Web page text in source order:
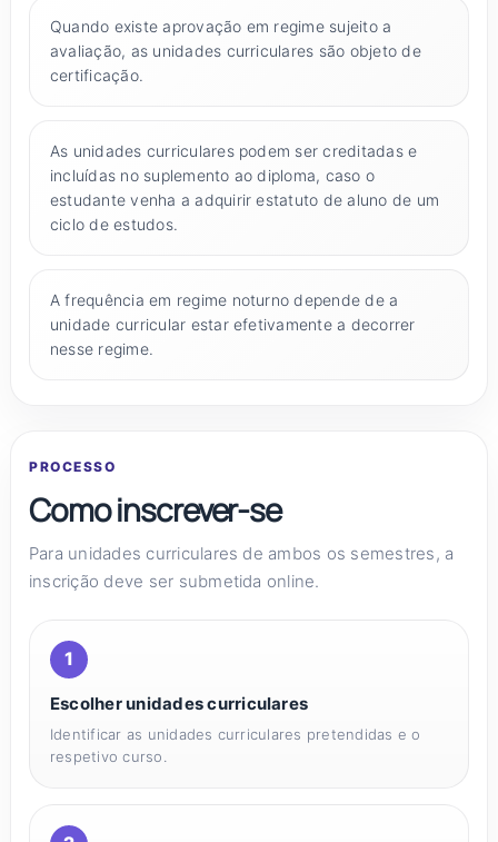
Quando existe aprovação em regime sujeito a
avaliação, as unidades curriculares são objeto de
certificação.
As unidades curriculares podem ser creditadas e
incluídas no suplemento ao diploma, caso o
estudante venha a adquirir estatuto de aluno de um
ciclo de estudos.
A frequência em regime noturno depende de a
unidade curricular estar efetivamente a decorrer
nesse regime.
PROCESSO
Como inscrever-se
Para unidades curriculares de ambos os semestres, a
inscrição deve ser submetida online.
Escolher unidades curriculares
Identificar as unidades curriculares pretendidas e o
respetivo curso.